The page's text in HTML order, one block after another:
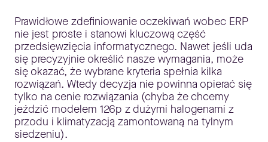
Prawidłowe zdefiniowanie oczekiwań wobec ERP
nie jest proste i stanowi kluczową część
przedsięwzięcia informatycznego. Nawet jeśli uda
się precyzyjnie określić nasze wymagania, może
się okazać, że wybrane kryteria spełnia kilka
rozwiązań. Wtedy decyzja nie powinna opierać się
tylko na cenie rozwiązania (chyba że chcemy
jeździć modelem 126p z dużymi halogenami z
przodu i klimatyzacją zamontowaną na tylnym
siedzeniu).